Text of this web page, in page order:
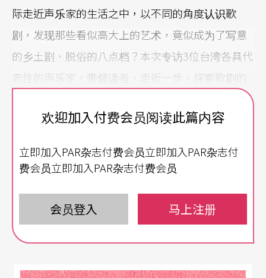
际走近声乐家的生活之中，以不同的角度认识歌
剧，发现那些看似高大上的艺术，竟似成为了写意
的乡土剧、脱俗的八点档？本次专访3位台湾各具代
表性的声乐家，带领读者，走近一步，探索歌剧的
欢迎加入付费会员阅读此篇内容
立即加入PAR杂志付费会员立即加入PAR杂志付
费会员立即加入PAR杂志付费会员
会员登入 马上注册